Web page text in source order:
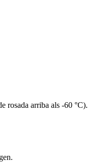
rosada arriba als -60 °C).